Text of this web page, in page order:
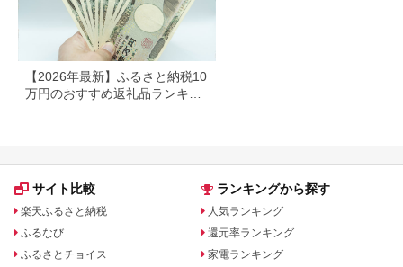
【2026年最新】ふるさと納税10
万円のおすすめ返礼品ランキン
サイト比較
楽天ふるさと納税
ふるなび
ふるさとチョイス
ランキングから探す
人気ランキング
還元率ランキング
家電ランキング